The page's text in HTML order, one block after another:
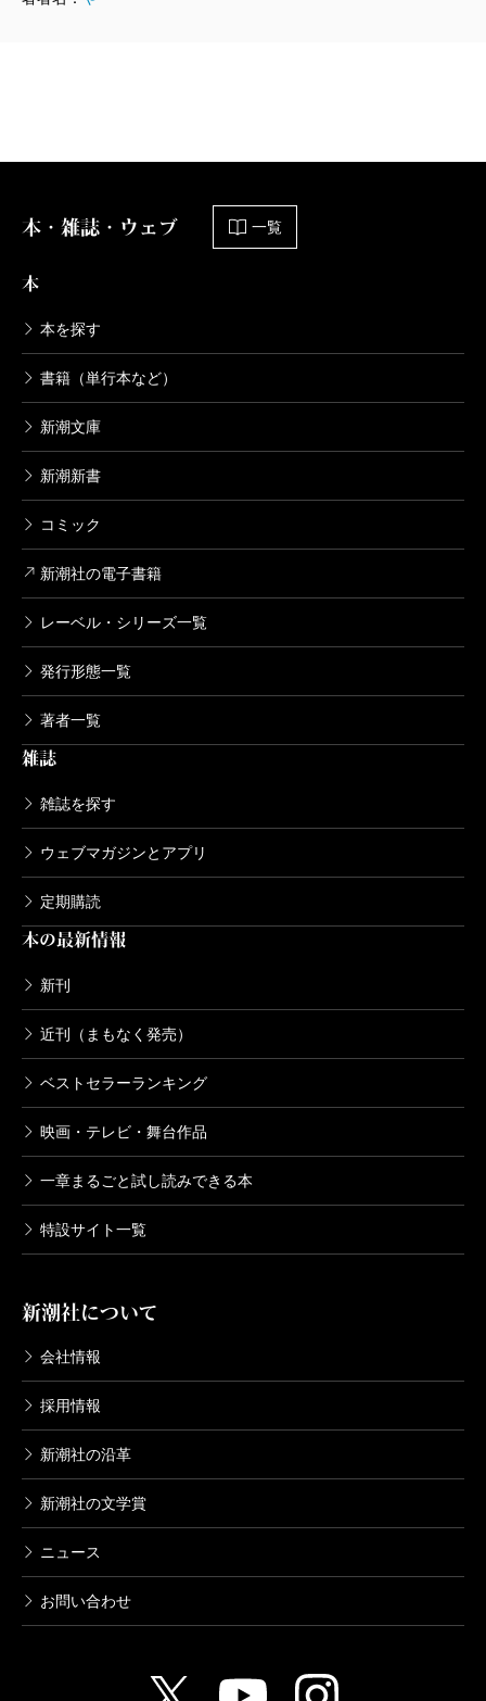
本・雑誌・ウェブ 一覧
本
本を探す
書籍（単行本など）
新潮文庫
新潮新書
コミック
新潮社の電子書籍
レーベル・シリーズ一覧
発行形態一覧
著者一覧
雑誌
雑誌を探す
ウェブマガジンとアプリ
定期購読
本の最新情報
新刊
近刊（まもなく発売）
ベストセラーランキング
映画・テレビ・舞台作品
一章まるごと試し読みできる本
特設サイト一覧
新潮社について
会社情報
採用情報
新潮社の沿革
新潮社の文学賞
ニュース
お問い合わせ